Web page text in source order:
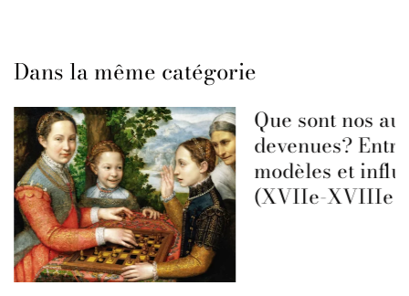
Dans la même catégorie
Que sont nos
devenues? Entre
modèles et
(XVIIe-XVIIIe